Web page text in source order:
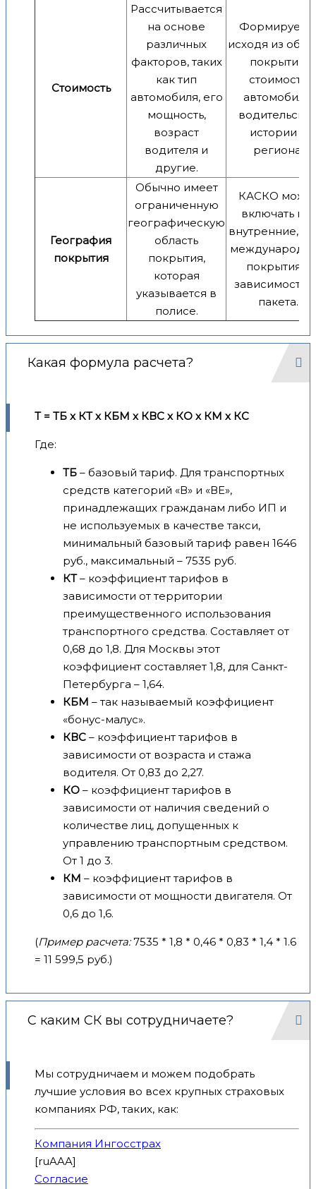
Стоимость
Рассчитывается
на основе
различных
факторов, таких
как тип
автомобиля, его
мощность,
возраст
водителя и
другие.
исходя из
покрытия,
стоимости
автомобиля,
истории и
региона.
География
покрытия
Обычно имеет
ограниченную
географическую
область
покрытия,
которая
указывается в
полисе.
КАСКО
включать как
внутренние,
покрытия в
зависимости
пакета.
Какая формула расчета?
Т = ТБ x КТ x КБМ x КВС x КО x КМ x КС
Где:
ТБ – базовый тариф. Для транспортных
средств категорий «В» и «ВЕ»,
принадлежащих гражданам либо ИП и
не используемых в качестве такси,
минимальный базовый тариф равен 1646
руб., максимальный – 7535 руб.
КТ– коэффициент тарифов в
зависимости от территории
преимущественного использования
транспортного средства. Составляет от
0,68 до 1,8. Для Москвы этот
коэффициент составляет 1,8, для Санкт-
Петербурга – 1,64.
КБМ – так называемый коэффициент
«бонус-малус».
КВС – коэффициент тарифов в
зависимости от возраста и стажа
водителя. От 0,83 до 2,27.
КО – коэффициент тарифов в
зависимости от наличия сведений о
количестве лиц, допущенных к
управлению транспортным средством.
От 1 до 3.
КМ – коэффициент тарифов в
зависимости от мощности двигателя. От
0,6 до 1,6.
(Пример расчета:7535 * 1,8 * 0,46 * 0,83 * 1,4 * 1.6
= 11 599,5 руб.)
С каким СК вы сотрудничаете?
Мы сотрудничаем и можем подобрать
лучшие условия во всех крупных страховых
компаниях РФ, таких, как:
Компания Ингосстрах
[ruAAA]
Согласие